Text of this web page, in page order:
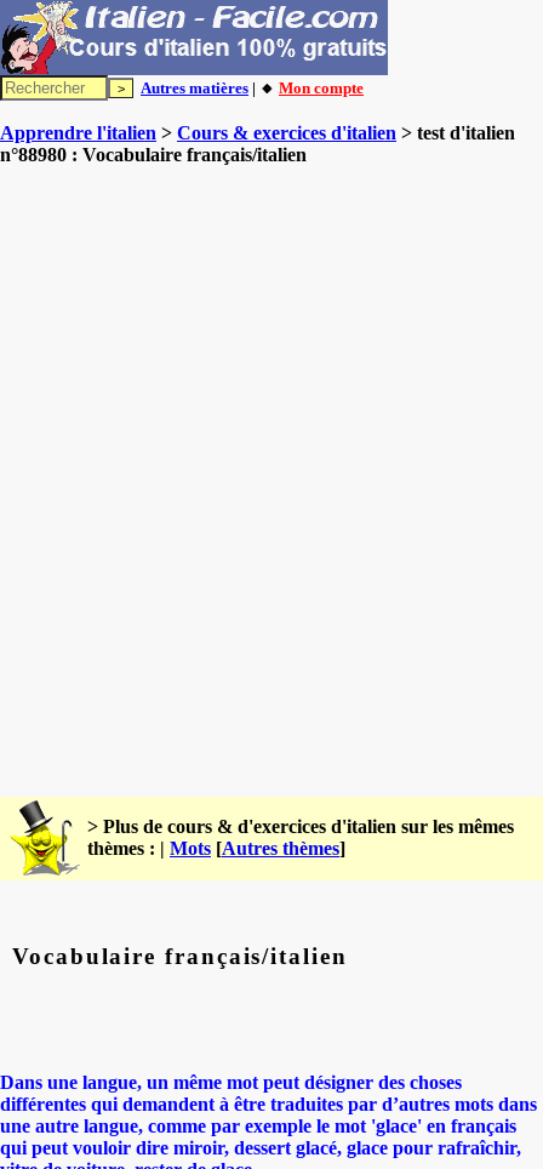
Autres matières | 🔸 Mon compte
Apprendre l'italien > Cours & exercices d'italien > test d'italien
n°88980 : Vocabulaire français/italien
> Plus de cours & d'exercices d'italien sur les mêmes
thèmes : | Mots [Autres thèmes]
Vocabulaire français/italien
Dans une langue, un même mot peut désigner des choses
différentes qui demandent à être traduites par d’autres mots dans
une autre langue, comme par exemple le mot 'glace' en français
qui peut vouloir dire miroir, dessert glacé, glace pour rafraîchir,